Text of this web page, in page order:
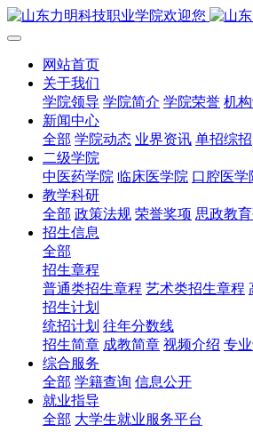
网站首页
关于我们
学院领导 学院简介 学院荣誉 机
新闻中心
全部 学院动态 业界资讯 单招综招
二级学院
中医药学院 临床医学院 口腔医学
教学科研
全部 政策法规 荣誉奖项 思政教
招生信息
全部
招生章程
普通类招生章程 艺术类招生章程
招生计划
统招计划 往年分数线
招生简章 成教简章 视频介绍 专
综合服务
全部 学籍查询 信息公开
就业指导
全部 大学生就业服务平台